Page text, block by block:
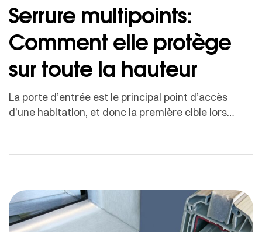
Serrure multipoints:
Comment elle protège
sur toute la hauteur
La porte d’entrée est le principal point d’accès
d’une habitation, et donc la première cible lors
classiques à un seul point de verrouillage, offrant
d’intrusion modernes. C’est précisément pour
répondre à ces enjeux que la serrure multipoints
s’est […]